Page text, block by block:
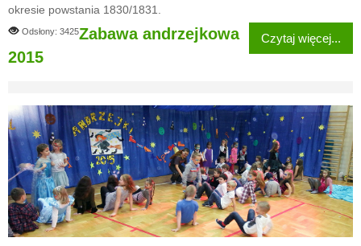
okresie powstania 1830/1831.
Odsłony: 3425 Czytaj więcej...
Zabawa andrzejkowa
2015